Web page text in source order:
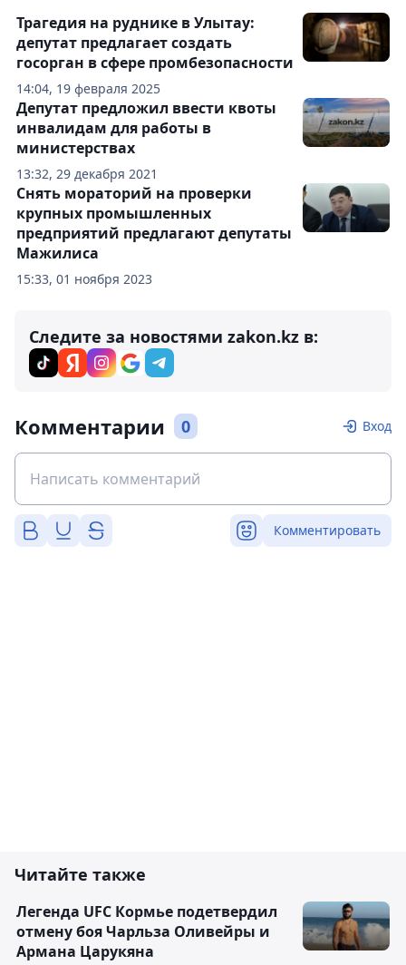
14:04, 19 февраля 2025
Трагедия на руднике в Улытау:
депутат предлагает создать
госорган в сфере промбезопасности
13:32, 29 декабря 2021
Депутат предложил ввести квоты
инвалидам для работы в
министерствах
15:33, 01 ноября 2023
Снять мораторий на проверки
крупных промышленных
предприятий предлагают депутаты
Мажилиса
Следите за новостями zakon.kz в:
Комментарии 0 Вход
Комментировать
Читайте также
Легенда UFC Кормье подетвердил
отмену боя Чарльза Оливейры и
Армана Царукяна